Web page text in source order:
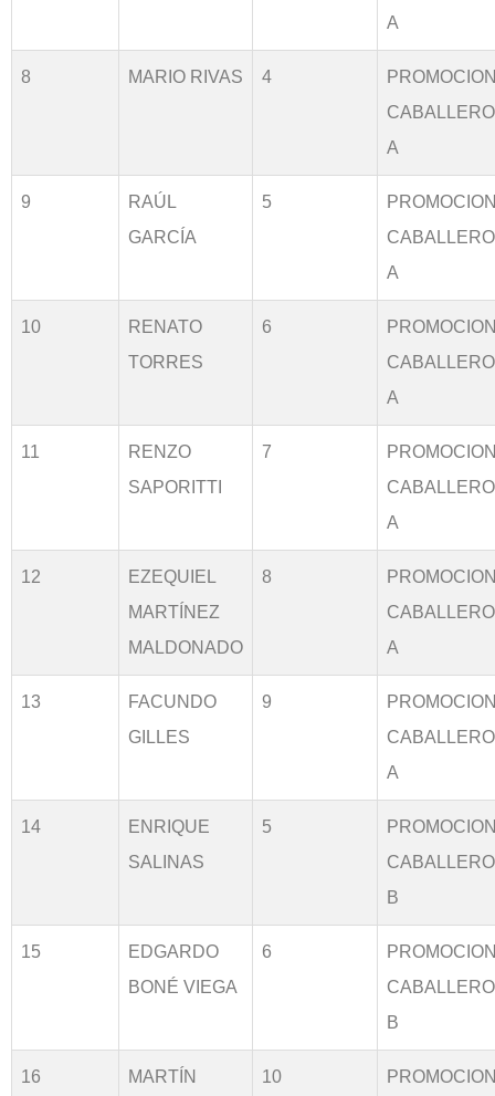
A
8 MARIO RIVAS 4
A
9
RAÚL
GARCÍA
5
A
10
RENATO
TORRES
6
A
11
RENZO
SAPORITTI
7
A
12
EZEQUIEL
MARTÍNEZ
MALDONADO
8
A
13
FACUNDO
GILLES
9
A
14
ENRIQUE
SALINAS
5
B
15
EDGARDO
BONÉ VIEGA
6
B
16
MARTÍN
10